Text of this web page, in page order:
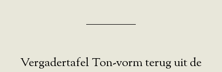
Vergadertafel Ton-vorm terug uit de